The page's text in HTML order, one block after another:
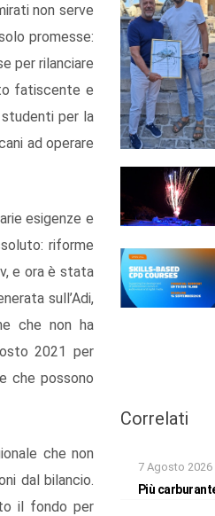
non serve
promesse:
per rilanciare
fatiscente e
per la
ad operare
esigenze e
riforme
e ora è stata
sull’Adi,
che non ha
2021 per
che possono
che non
dal bilancio.
il fondo per
Correlati
7 Agosto 2026
Più